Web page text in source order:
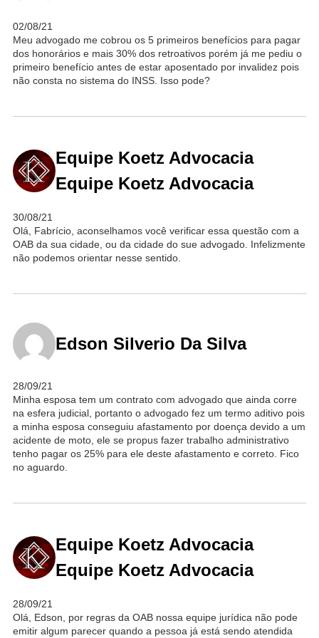
02/08/21
Meu advogado me cobrou os 5 primeiros benefícios para pagar
dos honorários e mais 30% dos retroativos porém já me pediu o
primeiro benefício antes de estar aposentado por invalidez pois
não consta no sistema do INSS. Isso pode?
Equipe Koetz Advocacia
Equipe Koetz Advocacia
30/08/21
Olá, Fabrício, aconselhamos você verificar essa questão com a
OAB da sua cidade, ou da cidade do sue advogado. Infelizmente
não podemos orientar nesse sentido.
Edson Silverio Da Silva
28/09/21
Minha esposa tem um contrato com advogado que ainda corre
na esfera judicial, portanto o advogado fez um termo aditivo pois
a minha esposa conseguiu afastamento por doença devido a um
acidente de moto, ele se propus fazer trabalho administrativo
tenho pagar os 25% para ele deste afastamento e correto. Fico
no aguardo.
Equipe Koetz Advocacia
Equipe Koetz Advocacia
28/09/21
Olá, Edson, por regras da OAB nossa equipe jurídica não pode
emitir algum parecer quando a pessoa já está sendo atendida